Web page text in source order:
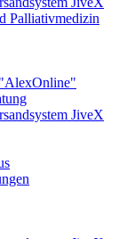
Palliativmedizin
JiveX